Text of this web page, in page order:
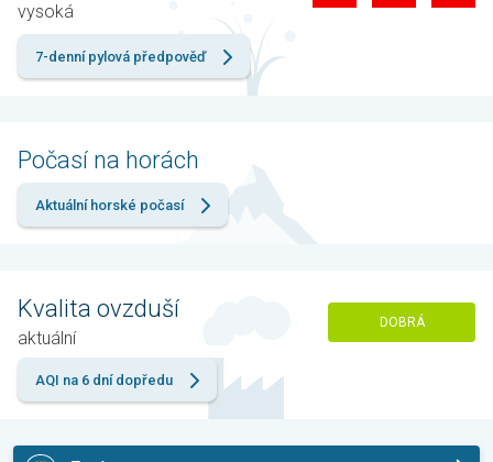
vysoká
7-denní pylová předpověď
Počasí na horách
Aktuální horské počasí
Kvalita ovzduší
aktuální
DOBRÁ
AQI na 6 dní dopředu